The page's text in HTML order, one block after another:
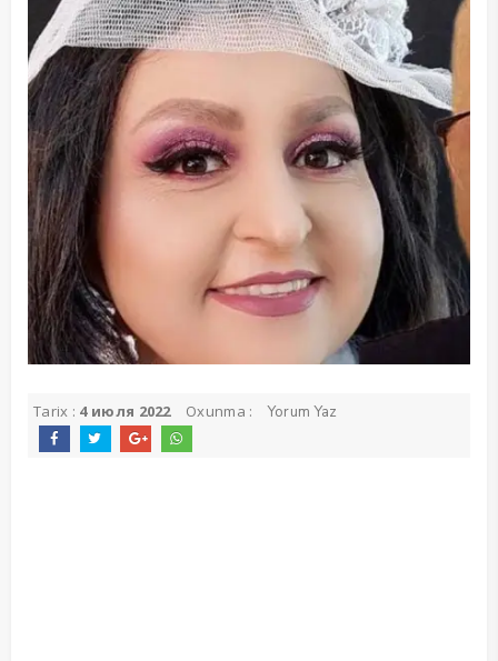
Tarix : 4 июля 2022 Oxunma : Yorum Yaz